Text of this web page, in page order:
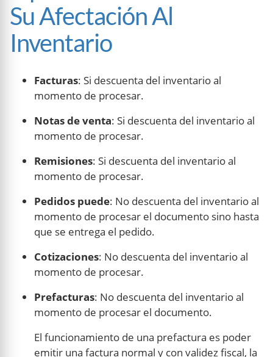
Su Afectación Al
Inventario
Facturas: Si descuenta del inventario al
momento de procesar.
Notas de venta: Si descuenta del inventario al
momento de procesar.
Remisiones: Si descuenta del inventario al
momento de procesar.
Pedidos puede: No descuenta del inventario al
momento de procesar el documento sino hasta
que se entrega el pedido.
Cotizaciones: No descuenta del inventario al
momento de procesar.
Prefacturas: No descuenta del inventario al
momento de procesar el documento.
El funcionamiento de una prefactura es poder
emitir una factura normal y con validez fiscal, la